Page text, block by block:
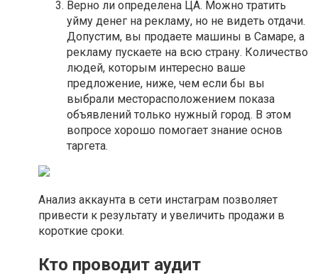
Верно ли определена ЦА. Можно тратить
уйму денег на рекламу, но не видеть отдачи.
Допустим, вы продаете машины в Самаре, а
рекламу пускаете на всю страну. Количество
людей, которым интересно ваше
предложение, ниже, чем если бы вы
выбрали месторасположением показа
объявлений только нужный город. В этом
вопросе хорошо помогает знание основ
таргета.
Анализ аккаунта в сети инстаграм позволяет
привести к результату и увеличить продажи в
короткие сроки.
Кто проводит аудит